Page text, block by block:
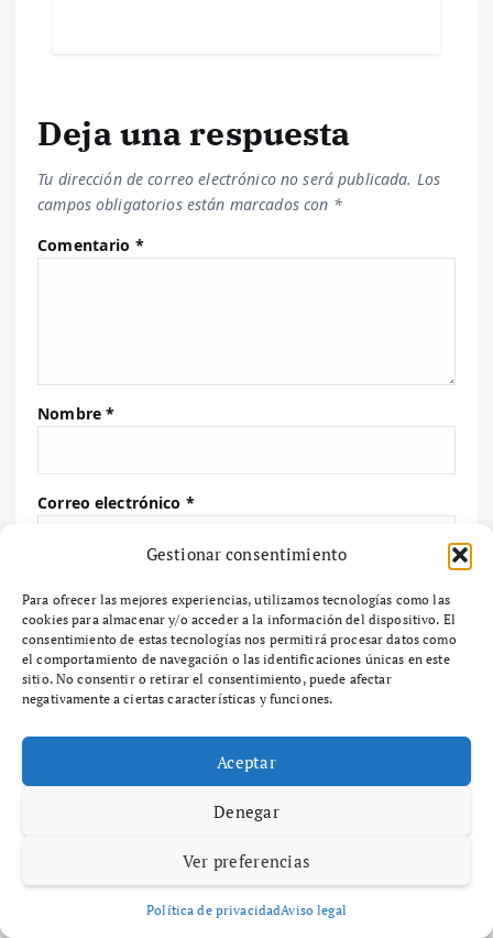
Gestionar consentimiento
Para ofrecer las mejores experiencias, utilizamos tecnologías como las
cookies para almacenar y/o acceder a la información del dispositivo. El
consentimiento de estas tecnologías nos permitirá procesar datos como
el comportamiento de navegación o las identificaciones únicas en este
sitio. No consentir o retirar el consentimiento, puede afectar
negativamente a ciertas características y funciones.
Aceptar
Denegar
Ver preferencias
Política de privacidadAviso legal
Deja una respuesta
Tu dirección de correo electrónico no será publicada. Los
campos obligatorios están marcados con *
Comentario *
Nombre*
Correo electrónico *
Web
Guarda mi nombre, correo electrónico y web en
este navegador para la próxima vez que comente.